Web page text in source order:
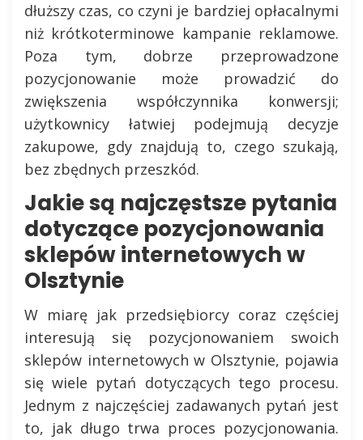
dłuższy czas, co czyni je bardziej opłacalnymi
niż krótkoterminowe kampanie reklamowe.
Poza tym, dobrze przeprowadzone
pozycjonowanie może prowadzić do
zwiększenia współczynnika konwersji;
użytkownicy łatwiej podejmują decyzje
zakupowe, gdy znajdują to, czego szukają,
bez zbędnych przeszkód.
Jakie są najczęstsze pytania
dotyczące pozycjonowania
sklepów internetowych w
Olsztynie
W miarę jak przedsiębiorcy coraz częściej
interesują się pozycjonowaniem swoich
sklepów internetowych w Olsztynie, pojawia
się wiele pytań dotyczących tego procesu.
Jednym z najczęściej zadawanych pytań jest
to, jak długo trwa proces pozycjonowania.